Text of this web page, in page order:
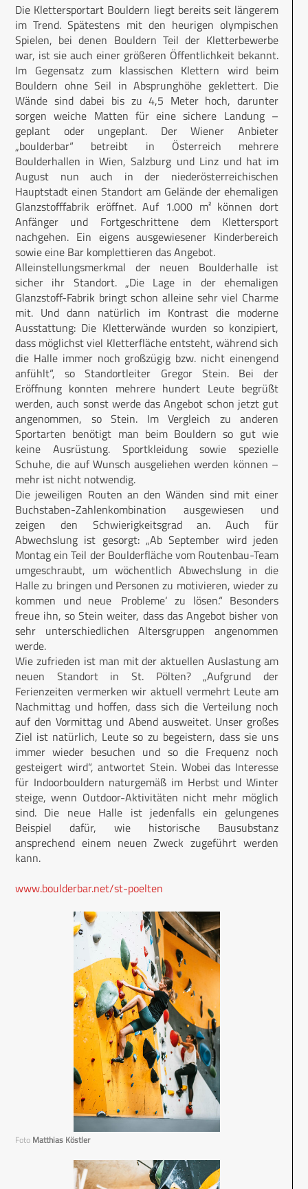
Die Klettersportart Bouldern liegt bereits seit längerem
im Trend. Spätestens mit den heurigen olympischen
Spielen, bei denen Bouldern Teil der Kletterbewerbe
war, ist sie auch einer größeren Öffentlichkeit bekannt.
Im Gegensatz zum klassischen Klettern wird beim
Bouldern ohne Seil in Absprunghöhe geklettert. Die
Wände sind dabei bis zu 4,5 Meter hoch, darunter
sorgen weiche Matten für eine sichere Landung –
geplant oder ungeplant. Der Wiener Anbieter
„boulderbar“ betreibt in Österreich mehrere
Boulderhallen in Wien, Salzburg und Linz und hat im
August nun auch in der niederösterreichischen
Hauptstadt einen Standort am Gelände der ehemaligen
Glanzstofffabrik eröffnet. Auf 1.000 m² können dort
Anfänger und Fortgeschrittene dem Klettersport
nachgehen. Ein eigens ausgewiesener Kinderbereich
sowie eine Bar komplettieren das Angebot.
Alleinstellungsmerkmal der neuen Boulderhalle ist
sicher ihr Standort. „Die Lage in der ehemaligen
Glanzstoff-Fabrik bringt schon alleine sehr viel Charme
mit. Und dann natürlich im Kontrast die moderne
Ausstattung: Die Kletterwände wurden so konzipiert,
dass möglichst viel Kletterfläche entsteht, während sich
die Halle immer noch großzügig bzw. nicht einengend
anfühlt“, so Standortleiter Gregor Stein. Bei der
Eröffnung konnten mehrere hundert Leute begrüßt
werden, auch sonst werde das Angebot schon jetzt gut
angenommen, so Stein. Im Vergleich zu anderen
Sportarten benötigt man beim Bouldern so gut wie
keine Ausrüstung. Sportkleidung sowie spezielle
Schuhe, die auf Wunsch ausgeliehen werden können –
mehr ist nicht notwendig.
Die jeweiligen Routen an den Wänden sind mit einer
Buchstaben-Zahlenkombination ausgewiesen und
zeigen den Schwierigkeitsgrad an. Auch für
Abwechslung ist gesorgt: „Ab September wird jeden
Montag ein Teil der Boulderfläche vom Routenbau-Team
umgeschraubt, um wöchentlich Abwechslung in die
Halle zu bringen und Personen zu motivieren, wieder zu
kommen und neue ‚Probleme‘ zu lösen.“ Besonders
freue ihn, so Stein weiter, dass das Angebot bisher von
sehr unterschiedlichen Altersgruppen angenommen
werde.
Wie zufrieden ist man mit der aktuellen Auslastung am
neuen Standort in St. Pölten? „Aufgrund der
Ferienzeiten vermerken wir aktuell vermehrt Leute am
Nachmittag und hoffen, dass sich die Verteilung noch
auf den Vormittag und Abend ausweitet. Unser großes
Ziel ist natürlich, Leute so zu begeistern, dass sie uns
immer wieder besuchen und so die Frequenz noch
gesteigert wird“, antwortet Stein. Wobei das Interesse
für Indoorbouldern naturgemäß im Herbst und Winter
steige, wenn Outdoor-Aktivitäten nicht mehr möglich
sind. Die neue Halle ist jedenfalls ein gelungenes
Beispiel dafür, wie historische Bausubstanz
ansprechend einem neuen Zweck zugeführt werden
kann.
www.boulderbar.net/st-poelten
Foto Matthias Köstler